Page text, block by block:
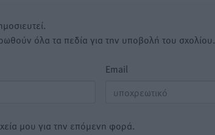
όλα τα πεδία για την υποβολή του σχολίου.
Email
μου για την επόμενη φορά.